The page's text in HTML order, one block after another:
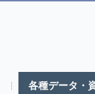
各種データ・